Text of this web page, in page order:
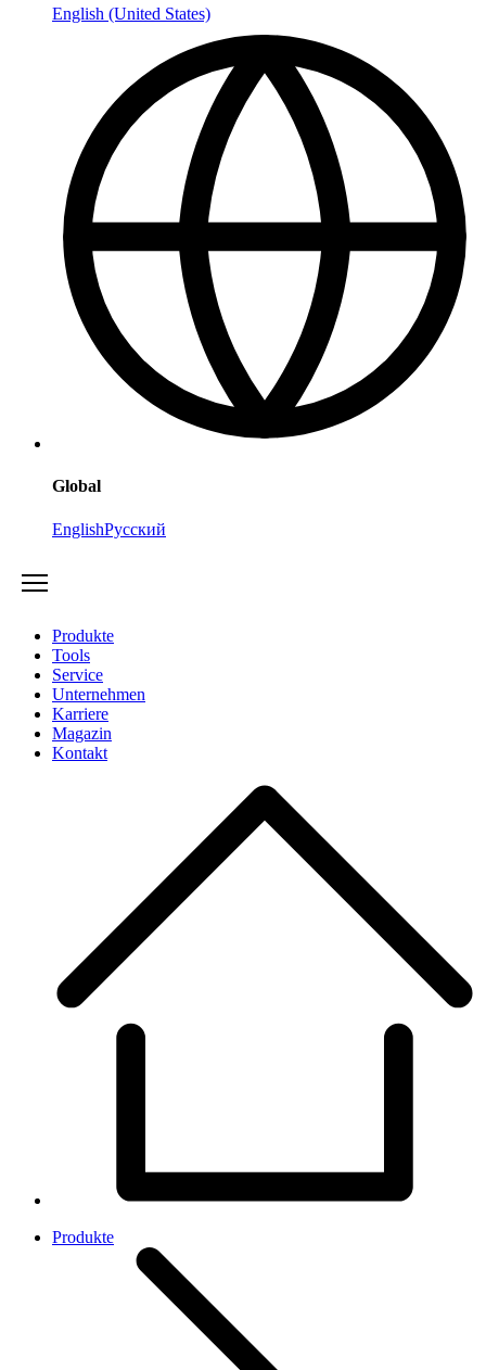
English (United States)
Global
EnglishРусский
Produkte
Tools
Service
Unternehmen
Karriere
Magazin
Kontakt
Produkte